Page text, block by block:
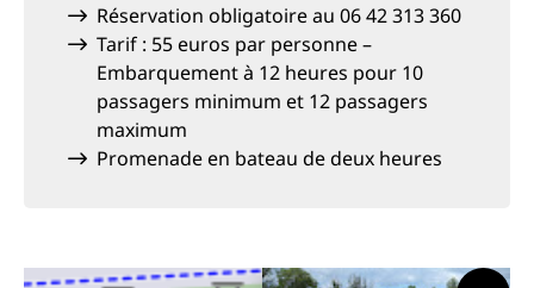
Réservation obligatoire au 06 42 313 360
Tarif : 55 euros par personne –
Embarquement à 12 heures pour 10
passagers minimum et 12 passagers
maximum
Promenade en bateau de deux heures